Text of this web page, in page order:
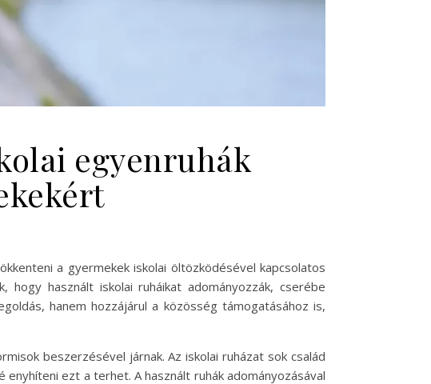
egyenruhák
a gyermekek iskolai öltözködésével kapcsolatos
használt iskolai ruháikat adományozzák, cserébe
hanem hozzájárul a közösség támogatásához is,
beszerzésével járnak. Az iskolai ruházat sok család
ezt a terhet. A használt ruhák adományozásával